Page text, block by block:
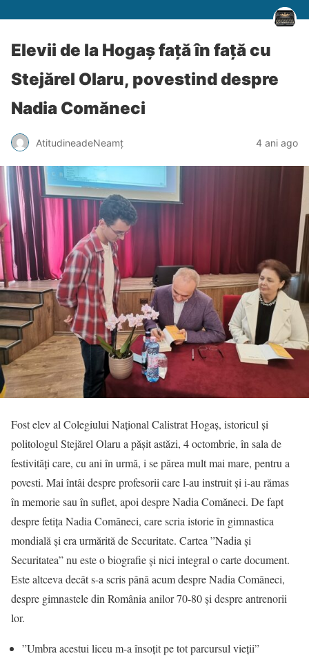
Elevii de la Hogaș față în față cu
Stejărel Olaru, povestind despre
Nadia Comăneci
AtitudineadeNeamț 4 ani ago
Fost elev al Colegiului Național Calistrat Hogaș, istoricul și
politologul Stejărel Olaru a pășit astăzi, 4 octombrie, în sala de
festivități care, cu ani în urmă, i se părea mult mai mare, pentru a
povesti. Mai întâi despre profesorii care l-au instruit și i-au rămas
în memorie sau în suflet, apoi despre Nadia Comăneci. De fapt
despre fetița Nadia Comăneci, care scria istorie în gimnastica
mondială și era urmărită de Securitate. Cartea ”Nadia și
Securitatea” nu este o biografie și nici integral o carte document.
Este altceva decât s-a scris până acum despre Nadia Comăneci,
despre gimnastele din România anilor 70-80 și despre antrenorii
lor.
”Umbra acestui liceu m-a însoțit pe tot parcursul vieții”